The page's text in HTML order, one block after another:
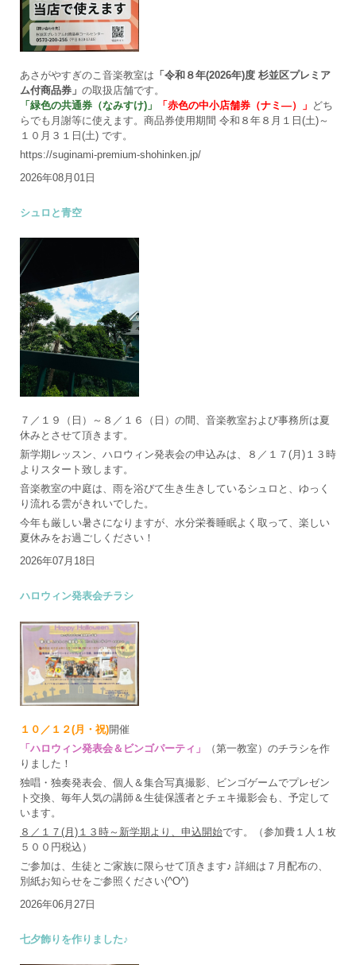
あさがやすぎのこ音楽教室は 「令和８年(2026年)度 杉並区プレミア
ム付商品券」 の取扱店舗です。
「緑色の共通券（なみすけ)」
「赤色の中小店舗券（ナミ―）」 どち
らでも月謝等に使えます。商品券使用期間 令和８年８月１日(土)～
１０月３１日(土) です。
https://suginami-premium-shohinken.jp/
2026年08月01日
シュロと青空
７／１９（日）～８／１６（日）の間、音楽教室および事務所は夏
休みとさせて頂きます。
新学期レッスン、ハロウィン発表会の申込みは、８／１７(月)１３時
よりスタート致します。
音楽教室の中庭は、雨を浴びて生き生きしているシュロと、ゆっく
り流れる雲がきれいでした。
今年も厳しい暑さになりますが、水分栄養睡眠よく取って、楽しい
夏休みをお過ごしください！
2026年07月18日
ハロウィン発表会チラシ
１０／１２(月・祝)開催
「ハロウィン発表会＆ビンゴパーティ」
（第一教室）のチラシを作
りました！
独唱・独奏発表会、個人＆集合写真撮影、ビンゴゲームでプレゼン
ト交換、毎年人気の講師＆生徒保護者とチェキ撮影会も、予定して
います。
８／１７(月)１３時～新学期より、申込開始です。（参加費１人１枚
５００円税込）
ご参加は、生徒とご家族に限らせて頂きます♪ 詳細は７月配布の、
別紙お知らせをご参照ください(^O^)
2026年06月27日
七夕飾りを作りました♪